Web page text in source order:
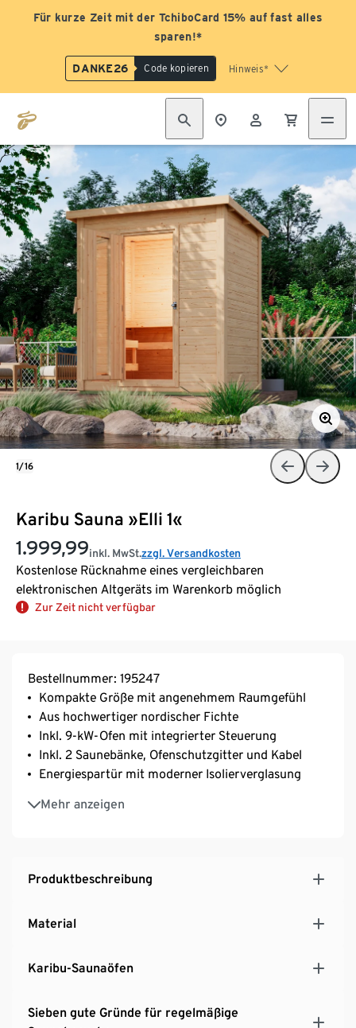
Für kurze Zeit mit der TchiboCard 15% auf fast alles
sparen!*
DANKE26 Code kopieren Hinweis*
Karibu Sauna »Elli 1«
1.999,99inkl. MwSt.zzgl. Versandkosten
Kostenlose Rücknahme eines vergleichbaren
elektronischen Altgeräts im Warenkorb möglich
Zur Zeit nicht verfügbar
1/16
Bestellnummer: 195247
Kompakte Größe mit angenehmem Raumgefühl
Aus hochwertiger nordischer Fichte
Inkl. 9-kW-Ofen mit integrierter Steuerung
Inkl. 2 Saunebänke, Ofenschutzgitter und Kabel
Energiespartür mit moderner Isolierverglasung
Mehr anzeigen
Einfache Montage durch Steck-Schraub-System, für
DIY-Handwerker geeignet
Mit modernem Pultdach, das Regenwasser ableitet
Exklusives Set für Tchibo
Produktbeschreibung
Material
Karibu-Saunaöfen
Sieben gute Gründe für regelmäßige